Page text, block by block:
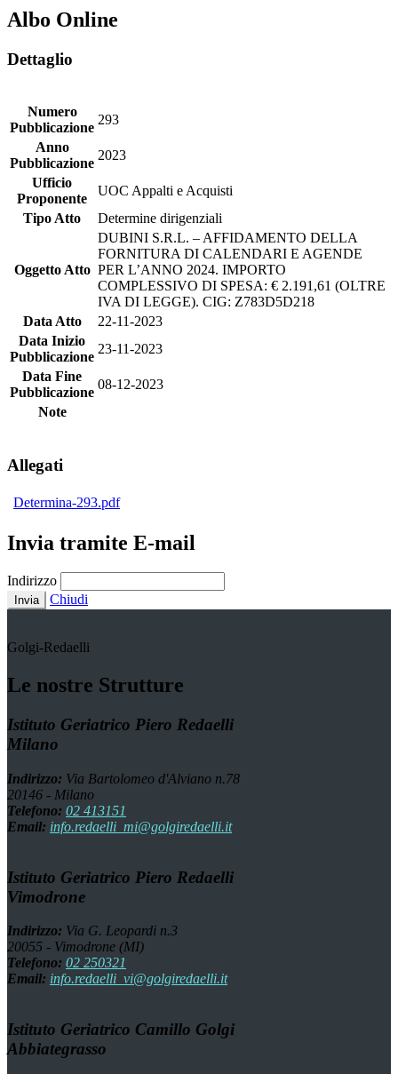
Albo Online
Dettaglio
Numero
Pubblicazione
293
Anno
Pubblicazione
2023
Ufficio
Proponente
UOC Appalti e Acquisti
Tipo Atto
Determine dirigenziali
Oggetto Atto
DUBINI S.R.L. – AFFIDAMENTO DELLA
FORNITURA DI CALENDARI E AGENDE
PER L’ANNO 2024. IMPORTO
COMPLESSIVO DI SPESA: € 2.191,61 (OLTRE
IVA DI LEGGE). CIG: Z783D5D218
Data Atto
22-11-2023
Data Inizio
Pubblicazione
23-11-2023
Data Fine
Pubblicazione
08-12-2023
Note
Allegati
Determina-293.pdf
Invia tramite E-mail
Indirizzo
Invia Chiudi
Golgi-Redaelli
Le nostre Strutture
Istituto Geriatrico Piero Redaelli
Milano
Indirizzo: Via Bartolomeo d'Alviano n.78
20146 - Milano
Telefono: 02 413151
Email: info.redaelli_mi@golgiredaelli.it
Istituto Geriatrico Piero Redaelli
Vimodrone
Indirizzo: Via G. Leopardi n.3
20055 - Vimodrone (MI)
Telefono: 02 250321
Email: info.redaelli_vi@golgiredaelli.it
Istituto Geriatrico Camillo Golgi
Abbiategrasso